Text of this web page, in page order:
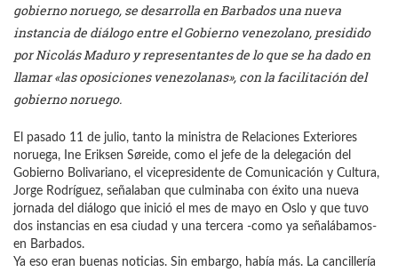
gobierno noruego, se desarrolla en Barbados una nueva
instancia de diálogo entre el Gobierno venezolano, presidido
por Nicolás Maduro y representantes de lo que se ha dado en
llamar «las oposiciones venezolanas», con la facilitación del
gobierno noruego.
El pasado 11 de julio, tanto la ministra de Relaciones Exteriores
noruega, Ine Eriksen Søreide, como el jefe de la delegación del
Gobierno Bolivariano, el vicepresidente de Comunicación y Cultura,
Jorge Rodríguez, señalaban que culminaba con éxito una nueva
jornada del diálogo que inició el mes de mayo en Oslo y que tuvo
dos instancias en esa ciudad y una tercera -como ya señalábamos-
en Barbados.
Ya eso eran buenas noticias. Sin embargo, había más. La cancillería